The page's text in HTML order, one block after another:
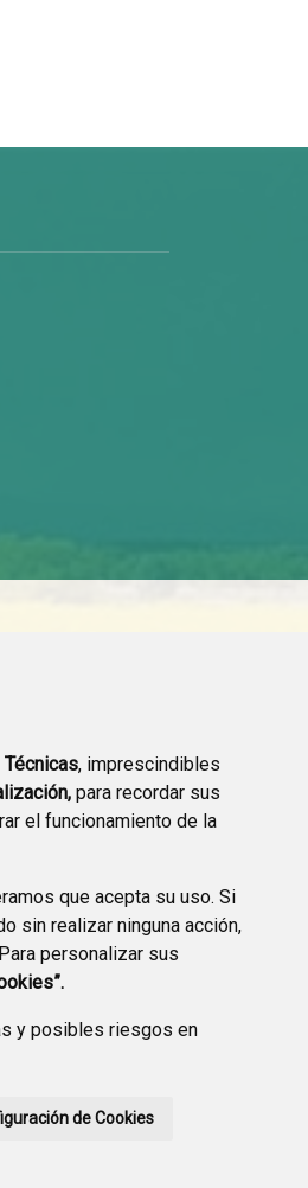
Técnicas, imprescindibles
para recordar sus
el funcionamiento de la
que acepta su uso. Si
sin realizar ninguna acción,
personalizar sus
y posibles riesgos en
de Cookies